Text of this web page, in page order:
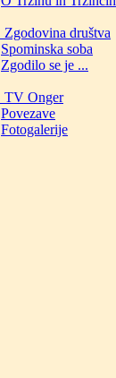
Zgodovina društva
Spominska soba
Zgodilo se je ...
TV Onger
Povezave
Fotogalerije